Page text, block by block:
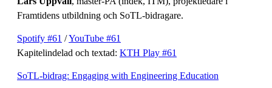
Framtidens utbildning och SoTL-bidragare.
Spotify #61 /YouTube #61
Kapitelindelad och textad: KTH Play #61
SoTL-bidrag: Engaging with Engineering Education